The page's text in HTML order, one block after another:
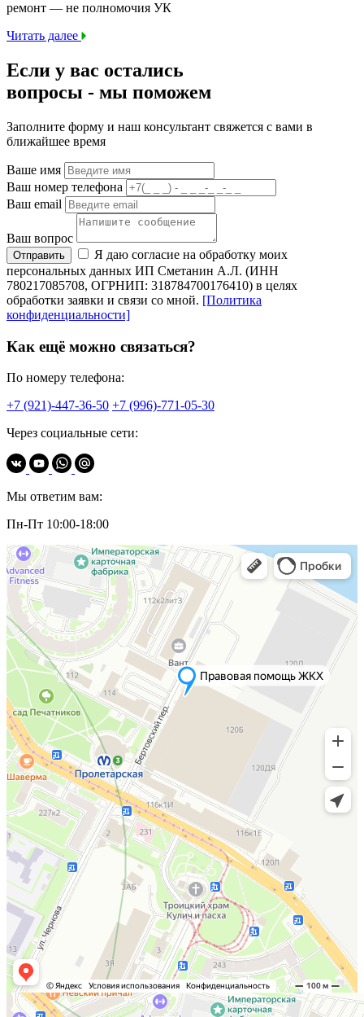
ремонт — не полномочия УК
Читать далее
Если у вас остались
вопросы - мы поможем
Заполните форму и наш консультант свяжется с вами в
ближайшее время
Ваше имя
Ваш номер телефона
Ваш email
Ваш вопрос
Отправить
Я даю согласие на обработку моих
персональных данных ИП Сметанин А.Л. (ИНН
780217085708, ОГРНИП: 318784700176410) в целях
обработки заявки и связи со мной. [Политика
конфиденциальности]
Как ещё можно связаться?
По номеру телефона:
+7 (921)-447-36-50 +7 (996)-771-05-30
Через социальные сети:
Мы ответим вам:
Пн-Пт 10:00-18:00